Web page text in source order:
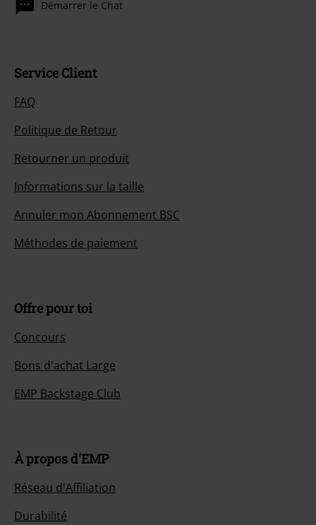
Démarrer le Chat
Service Client
FAQ
Politique de Retour
Retourner un produit
Informations sur la taille
Annuler mon Abonnement BSC
Méthodes de paiement
Offre pour toi
Concours
Bons d'achat Large
EMP Backstage Club
À propos d'EMP
Réseau d'Affiliation
Durabilité